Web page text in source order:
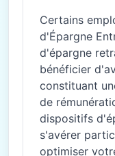
Certains
d'Épargne
d'épargne
bénéficier
constituant
de
dispositifs
s'avérer
optimiser